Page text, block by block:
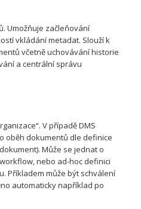
Umožňuje začleňování
vkládání metadat. Slouží k
včetně uchovávání historie
a centrální správu
V případě DMS
oběh dokumentů dle definice
Může se jednat o
nebo ad-hoc definici
Příkladem může být schválení
automaticky například po